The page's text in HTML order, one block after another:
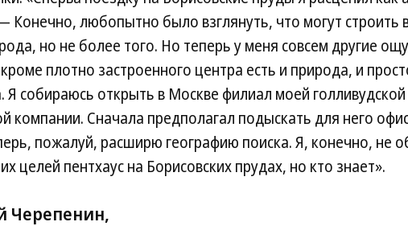
Конечно, любопытно было взглянуть, что могут строить
но не более того. Но теперь у меня совсем другие
плотно застроенного центра есть и природа, и
Я собираюсь открыть в Москве филиал моей голливудской
компании. Сначала предполагал подыскать для него
пожалуй, расширю географию поиска. Я, конечно, не
целей пентхаус на Борисовских прудах, но кто знает».
Черепенин,